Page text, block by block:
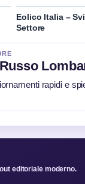
Eolico Italia –
Settore
rapidi e
editoriale moderno.